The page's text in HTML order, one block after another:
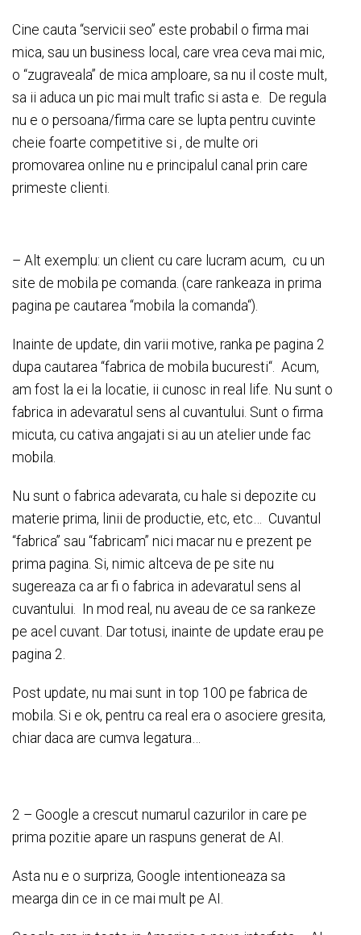
Cine cauta “servicii seo” este probabil o firma mai
mica, sau un business local, care vrea ceva mai mic,
o “zugraveala” de mica amploare, sa nu il coste mult,
sa ii aduca un pic mai mult trafic si asta e. De regula
nu e o persoana/firma care se lupta pentru cuvinte
cheie foarte competitive si , de multe ori
promovarea online nu e principalul canal prin care
primeste clienti.
– Alt exemplu: un client cu care lucram acum, cu un
site de mobila pe comanda. (care rankeaza in prima
pagina pe cautarea “mobila la comanda“).
Inainte de update, din varii motive, ranka pe pagina 2
dupa cautarea “fabrica de mobila bucuresti“. Acum,
am fost la ei la locatie, ii cunosc in real life. Nu sunt o
fabrica in adevaratul sens al cuvantului. Sunt o firma
micuta, cu cativa angajati si au un atelier unde fac
mobila.
Nu sunt o fabrica adevarata, cu hale si depozite cu
materie prima, linii de productie, etc, etc… Cuvantul
“fabrica” sau “fabricam” nici macar nu e prezent pe
prima pagina. Si, nimic altceva de pe site nu
sugereaza ca ar fi o fabrica in adevaratul sens al
cuvantului. In mod real, nu aveau de ce sa rankeze
pe acel cuvant. Dar totusi, inainte de update erau pe
pagina 2.
Post update, nu mai sunt in top 100 pe fabrica de
mobila. Si e ok, pentru ca real era o asociere gresita,
chiar daca are cumva legatura…
2 – Google a crescut numarul cazurilor in care pe
prima pozitie apare un raspuns generat de AI.
Asta nu e o surpriza, Google intentioneaza sa
mearga din ce in ce mai mult pe AI.